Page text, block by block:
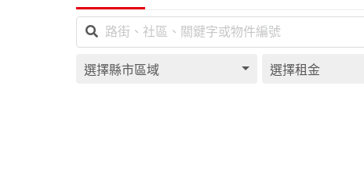
選擇縣市區域 選擇租金